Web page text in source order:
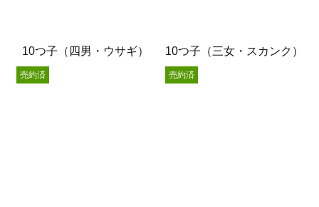
10つ子（四男・ウサギ） 10つ子（三女・スカンク）
売約済 売約済